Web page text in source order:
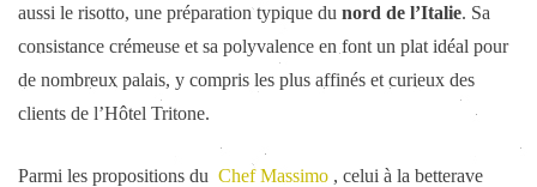
aussi le risotto, une préparation typique du nord de l’Italie. Sa
consistance crémeuse et sa polyvalence en font un plat idéal pour
de nombreux palais, y compris les plus affinés et curieux des
clients de l’Hôtel Tritone.
Parmi les propositions du Chef Massimo , celui à la betterave